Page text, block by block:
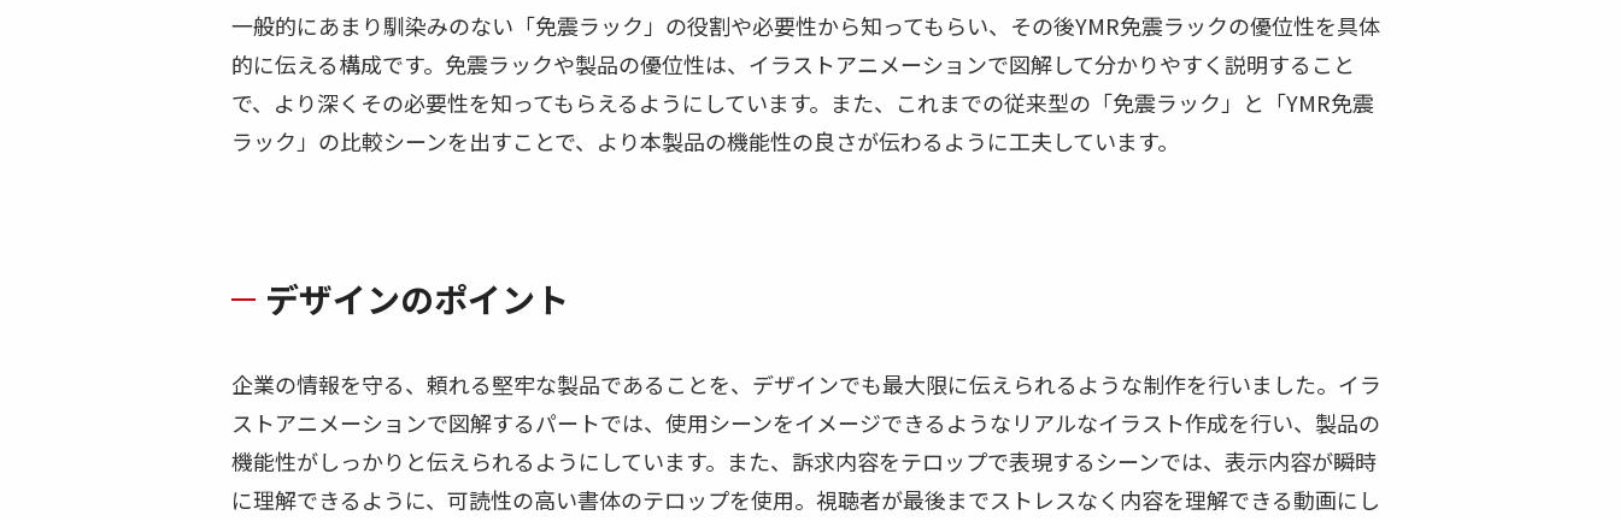
一般的にあまり馴染みのない「免震ラック」の役割や必要性から知ってもらい、その後YMR免震ラックの優位性を具体
的に伝える構成です。免震ラックや製品の優位性は、イラストアニメーションで図解して分かりやすく説明すること
で、より深くその必要性を知ってもらえるようにしています。また、これまでの従来型の「免震ラック」と「YMR免震
ラック」の比較シーンを出すことで、より本製品の機能性の良さが伝わるように工夫しています。
デザインのポイント
企業の情報を守る、頼れる堅牢な製品であることを、デザインでも最大限に伝えられるような制作を行いました。イラ
ストアニメーションで図解するパートでは、使用シーンをイメージできるようなリアルなイラスト作成を行い、製品の
機能性がしっかりと伝えられるようにしています。また、訴求内容をテロップで表現するシーンでは、表示内容が瞬時
に理解できるように、可読性の高い書体のテロップを使用。視聴者が最後までストレスなく内容を理解できる動画にし